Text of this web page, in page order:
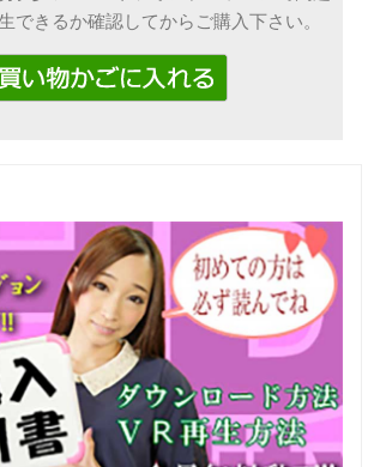
できるか確認してからご購入下さい。